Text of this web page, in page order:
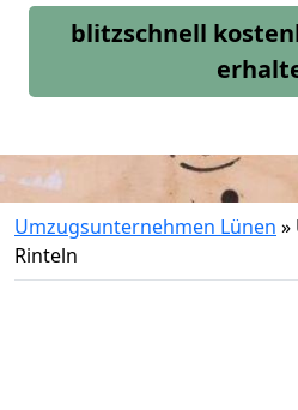
blitzschnell
Umzugsunternehmen Lünen »
Rinteln